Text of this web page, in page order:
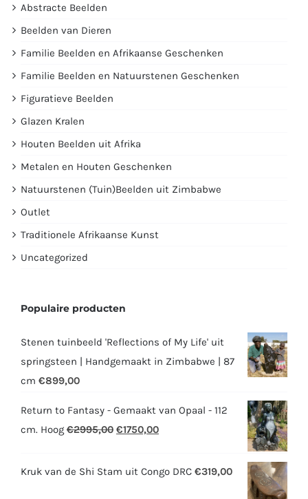
Abstracte Beelden
Beelden van Dieren
Familie Beelden en Afrikaanse Geschenken
Familie Beelden en Natuurstenen Geschenken
Figuratieve Beelden
Glazen Kralen
Houten Beelden uit Afrika
Metalen en Houten Geschenken
Natuurstenen (Tuin)Beelden uit Zimbabwe
Outlet
Traditionele Afrikaanse Kunst
Uncategorized
Populaire producten
Stenen tuinbeeld 'Reflections of My Life' uit
springsteen | Handgemaakt in Zimbabwe | 87
cm €899,00
Return to Fantasy - Gemaakt van Opaal - 112
cm. Hoog €2995,00 Oorspronkelijke
was:
€1750,00Huidige
is:
Kruk van de Shi Stam uit Congo DRC €319,00